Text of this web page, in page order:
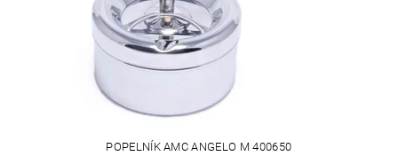
POPELNÍK AMC ANGELO M 400650